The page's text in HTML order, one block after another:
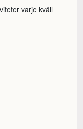
varje kväll